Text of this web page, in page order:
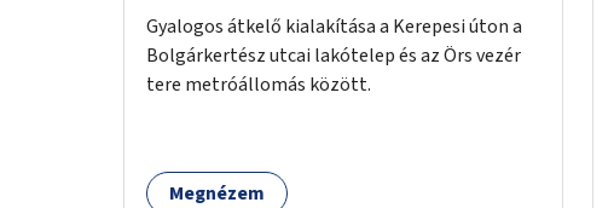
Gyalogos átkelő kialakítása a Kerepesi úton a
Bolgárkertész utcai lakótelep és az Örs vezér
tere metróállomás között.
Megnézem